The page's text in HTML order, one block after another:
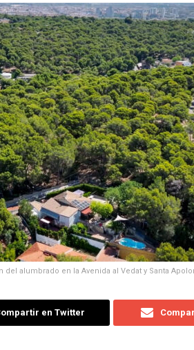
alumbrado en la Avenida al Vedat y Santa
en Twitter